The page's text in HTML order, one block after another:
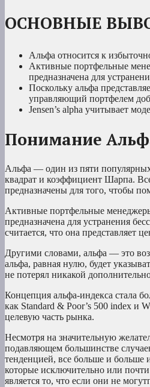
ОСНОВНЫЕ
Альфа относится к
Активные портфельные
предназначена для
Поскольку альфа
управляющий портфелем
Jensen’s alpha учитывает
Понимание
Альфа — один из пяти
квадрат и коэффициент Шарпа.
предназначены для того, чтобы
Активные портфельные
предназначена для устранения
считается, что она представляет
Другими словами, альфа — это
альфа, равная нулю, будет
не потерял никакой
Концепция альфа-индекса стала
как Standard & Poor’s 500 index и
целевую часть рынка.
Несмотря на значительную
подавляющем большинстве
тенденцией, все больше и больше
которые исключительно или
является то, что если они не